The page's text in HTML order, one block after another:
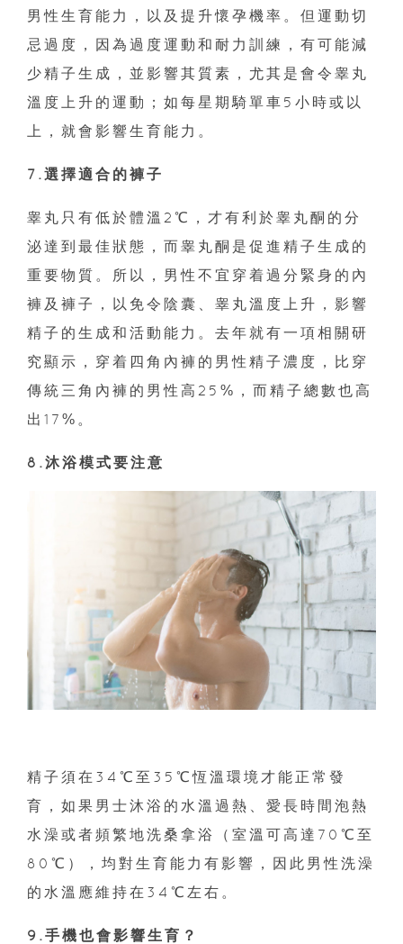
男性生育能力，以及提升懷孕機率。但運動切
忌過度，因為過度運動和耐力訓練，有可能減
少精子生成，並影響其質素，尤其是會令睾丸
溫度上升的運動；如每星期騎單車5小時或以
上，就會影響生育能力。
7.選擇適合的褲子
睾丸只有低於體溫2℃，才有利於睾丸酮的分
泌達到最佳狀態，而睾丸酮是促進精子生成的
重要物質。所以，男性不宜穿着過分緊身的內
褲及褲子，以免令陰囊、睾丸溫度上升，影響
精子的生成和活動能力。去年就有一項相關研
究顯示，穿着四角內褲的男性精子濃度，比穿
傳統三角內褲的男性高25%，而精子總數也高
出17%。
8.沐浴模式要注意
精子須在34℃至35℃恆溫環境才能正常發
育，如果男士沐浴的水溫過熱、愛長時間泡熱
水澡或者頻繁地洗桑拿浴（室溫可高達70℃至
80℃），均對生育能力有影響，因此男性洗澡
的水溫應維持在34℃左右。
9.手機也會影響生育？